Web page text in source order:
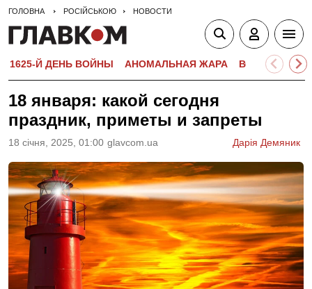
ГОЛОВНА РОСІЙСЬКОЮ НОВОСТИ
1625-Й ДЕНЬ ВОЙНЫ АНОМАЛЬНАЯ ЖАРА
18 января: какой сегодня
праздник, приметы и запреты
18 сiчня, 2025, 01:00 glavcom.ua Дарія Демяник